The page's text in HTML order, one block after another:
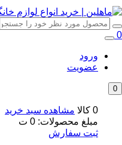
0
ورود
عضویت
0
0 کالا
مشاهده سبد خرید
مبلغ محصولات: 0 ت
ثبت سفارش